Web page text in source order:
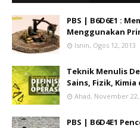
PBS | B6D6E1 :
Menggunakan
Isnin, Ogos 12, 2013
Teknik Menulis
Sains, Fizik,
Ahad, November 22,
PBS | B6D4E1